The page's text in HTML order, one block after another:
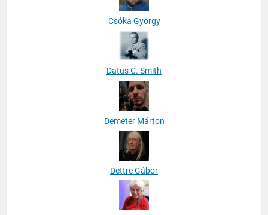
Csóka György
Datus C. Smith
Demeter Márton
Dettre Gábor